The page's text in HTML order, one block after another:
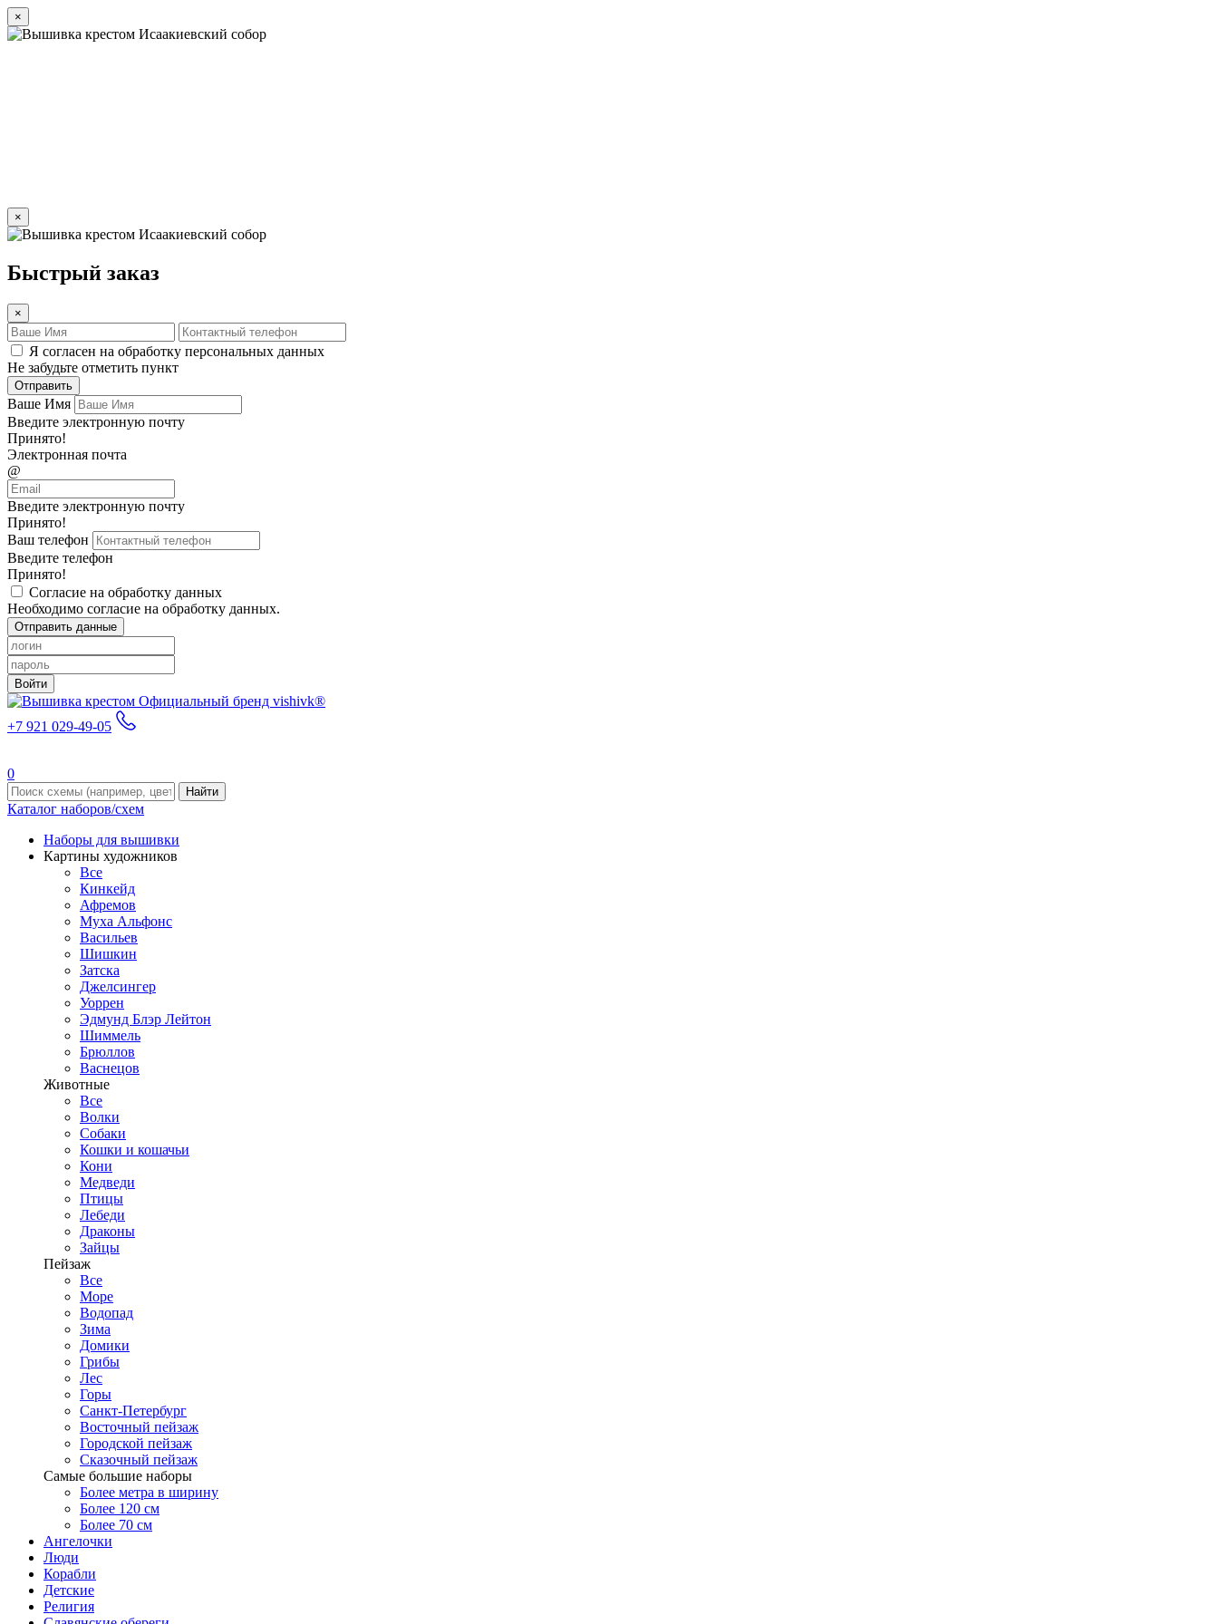
×
×
Быстрый заказ
×
Я согласен на обработку персональных данных
Не забудьте отметить пункт
Отправить
Ваше Имя
Введите электронную почту
Принято!
Электронная почта
@
Введите электронную почту
Принято!
Ваш телефон
Введите телефон
Принято!
Согласие на обработку данных
Необходимо согласие на обработку данных.
Отправить данные
Войти
Официальный бренд vishivk®
+7 921 029-49-05
0
Найти
Каталог наборов/схем
Наборы для вышивки
Картины художников
Все
Кинкейд
Афремов
Муха Альфонс
Васильев
Шишкин
Затска
Джелсингер
Уоррен
Эдмунд Блэр Лейтон
Шиммель
Брюллов
Васнецов
Животные
Все
Волки
Собаки
Кошки и кошачьи
Кони
Медведи
Птицы
Лебеди
Драконы
Зайцы
Пейзаж
Все
Море
Водопад
Зима
Домики
Грибы
Лес
Горы
Санкт-Петербург
Восточный пейзаж
Городской пейзаж
Сказочный пейзаж
Самые большие наборы
Более метра в ширину
Более 120 см
Более 70 см
Ангелочки
Люди
Корабли
Детские
Религия